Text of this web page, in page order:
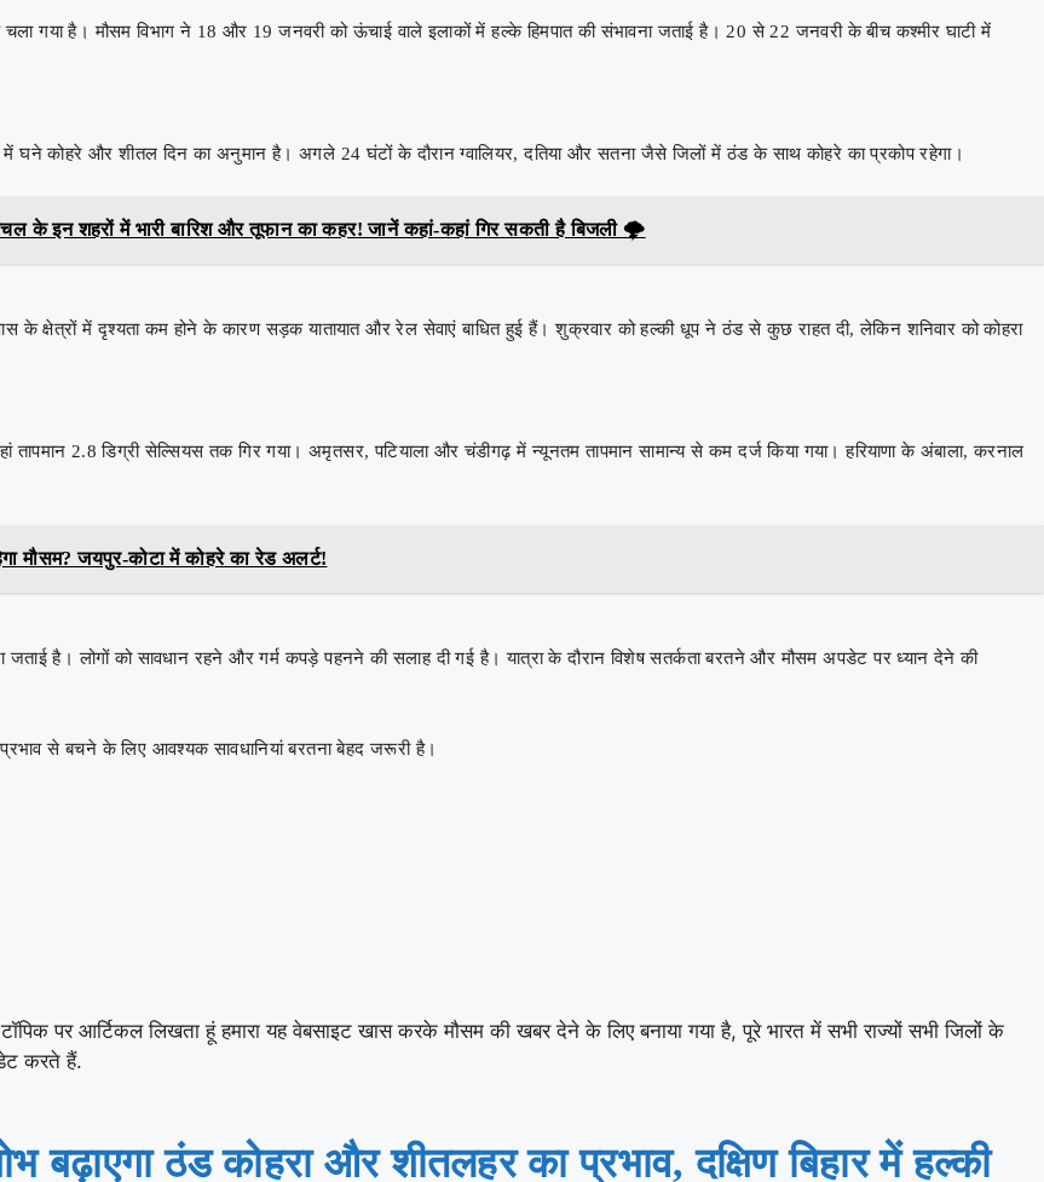
गया है। मौसम विभाग ने 18 और 19 जनवरी को ऊंचाई वाले इलाकों में हल्के हिमपात की संभावना जताई है। 20 से 22 जनवरी के बीच कश्मीर घाटी में
कोहरे और शीतल दिन का अनुमान है। अगले 24 घंटों के दौरान ग्वालियर, दतिया और सतना जैसे जिलों में ठंड के साथ कोहरे का प्रकोप रहेगा।
के इन शहरों में भारी बारिश और तूफान का कहर! जानें कहां-कहां गिर सकती है बिजली 🌩️
क्षेत्रों में दृश्यता कम होने के कारण सड़क यातायात और रेल सेवाएं बाधित हुई हैं। शुक्रवार को हल्की धूप ने ठंड से कुछ राहत दी, लेकिन शनिवार को कोहरा
तापमान 2.8 डिग्री सेल्सियस तक गिर गया। अमृतसर, पटियाला और चंडीगढ़ में न्यूनतम तापमान सामान्य से कम दर्ज किया गया। हरियाणा के अंबाला, करनाल
मौसम? जयपुर-कोटा में कोहरे का रेड अलर्ट!
जताई है। लोगों को सावधान रहने और गर्म कपड़े पहनने की सलाह दी गई है। यात्रा के दौरान विशेष सतर्कता बरतने और मौसम अपडेट पर ध्यान देने की
से बचने के लिए आवश्यक सावधानियां बरतना बेहद जरूरी है।
पर आर्टिकल लिखता हूं हमारा यह वेबसाइट खास करके मौसम की खबर देने के लिए बनाया गया है, पूरे भारत में सभी राज्यों सभी जिलों के
करते हैं.
बढ़ाएगा ठंड कोहरा और शीतलहर का प्रभाव, दक्षिण बिहार में हल्की